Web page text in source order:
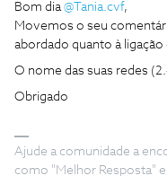
Bom dia@Tania.cvf,
Movemos o seu
abordado quanto à
O nome das suas redes
Obrigado
Ajude a comunidade a
como "Melhor Resposta"